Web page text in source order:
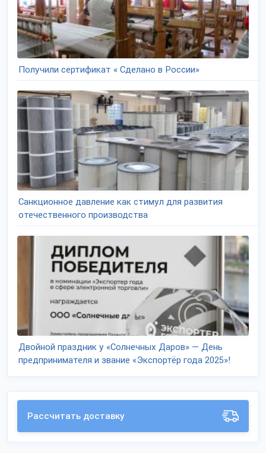
Получили сертификат « Сделано в России»
Санкционное давление как стимул для развития
отечественного производства
Двойной праздник у «Солнечных Даров» — День
предпринимателя и звание «Экспортёр года 2025»!
Рассчитать доставку